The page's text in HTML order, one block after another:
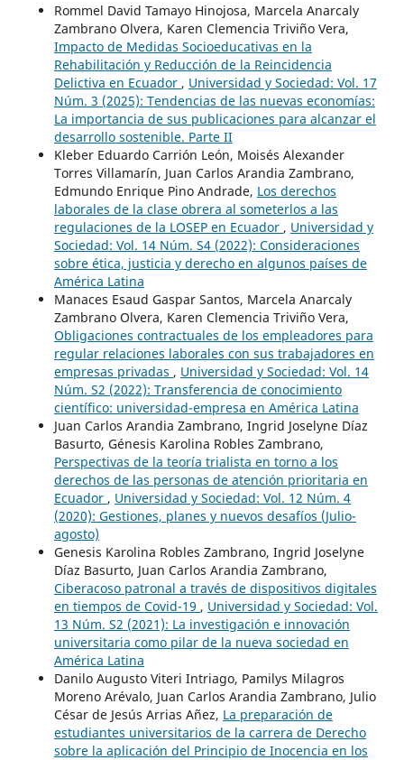
Rommel David Tamayo Hinojosa, Marcela Anarcaly
Zambrano Olvera, Karen Clemencia Triviño Vera,
Impacto de Medidas Socioeducativas en la
Rehabilitación y Reducción de la Reincidencia
Delictiva en Ecuador , Universidad y Sociedad: Vol. 17
Núm. 3 (2025): Tendencias de las nuevas economías:
La importancia de sus publicaciones para alcanzar el
desarrollo sostenible. Parte II
Kleber Eduardo Carrión León, Moisés Alexander
Torres Villamarín, Juan Carlos Arandia Zambrano,
Edmundo Enrique Pino Andrade, Los derechos
laborales de la clase obrera al someterlos a las
regulaciones de la LOSEP en Ecuador , Universidad y
Sociedad: Vol. 14 Núm. S4 (2022): Consideraciones
sobre ética, justicia y derecho en algunos países de
América Latina
Manaces Esaud Gaspar Santos, Marcela Anarcaly
Zambrano Olvera, Karen Clemencia Triviño Vera,
Obligaciones contractuales de los empleadores para
regular relaciones laborales con sus trabajadores en
empresas privadas , Universidad y Sociedad: Vol. 14
Núm. S2 (2022): Transferencia de conocimiento
científico: universidad-empresa en América Latina
Juan Carlos Arandia Zambrano, Ingrid Joselyne Díaz
Basurto, Génesis Karolina Robles Zambrano,
Perspectivas de la teoría trialista en torno a los
derechos de las personas de atención prioritaria en
Ecuador , Universidad y Sociedad: Vol. 12 Núm. 4
(2020): Gestiones, planes y nuevos desafíos (Julio-
agosto)
Genesis Karolina Robles Zambrano, Ingrid Joselyne
Díaz Basurto, Juan Carlos Arandia Zambrano,
Ciberacoso patronal a través de dispositivos digitales
en tiempos de Covid-19 , Universidad y Sociedad: Vol.
13 Núm. S2 (2021): La investigación e innovación
universitaria como pilar de la nueva sociedad en
América Latina
Danilo Augusto Viteri Intriago, Pamilys Milagros
Moreno Arévalo, Juan Carlos Arandia Zambrano, Julio
César de Jesús Arrias Añez, La preparación de
estudiantes universitarios de la carrera de Derecho
sobre la aplicación del Principio de Inocencia en los